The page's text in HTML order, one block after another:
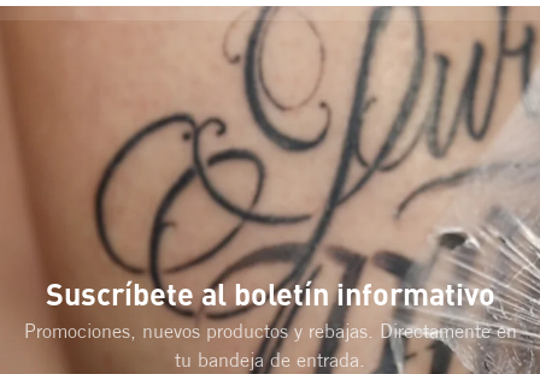
Suscríbete al boletín informativo
Promociones, nuevos productos y rebajas. Directamente en
tu bandeja de entrada.